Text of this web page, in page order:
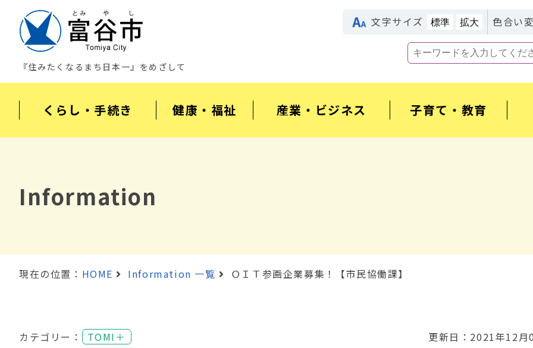
『住みたくなるまち日本一』をめざして
文字サイズ 標準 拡大 色合い
くらし・手続き 健康・福祉 産業・ビジネス 子育て・教育
Information
現在の位置： HOME Information 一覧 ＯＩＴ参画企業募集！【市民協働課】
カテゴリー： TOMI＋ 更新日：2021年12月